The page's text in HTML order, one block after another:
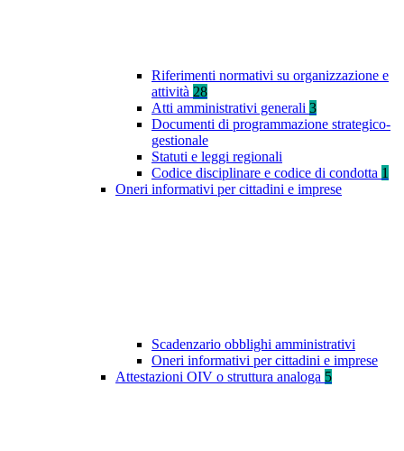
Riferimenti normativi su organizzazione e
attività 28
Atti amministrativi generali 3
Documenti di programmazione strategico-
gestionale
Statuti e leggi regionali
Codice disciplinare e codice di condotta 1
Oneri informativi per cittadini e imprese
Scadenzario obblighi amministrativi
Oneri informativi per cittadini e imprese
Attestazioni OIV o struttura analoga 5